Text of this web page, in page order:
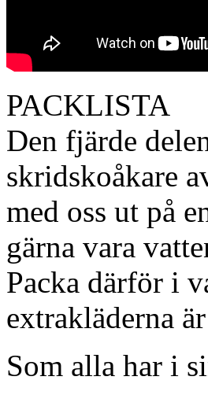
PACKLISTA
Den fjärde
skridskoåkare
med oss ut på
gärna vara
Packa därför i
extrakläderna
Som alla har i